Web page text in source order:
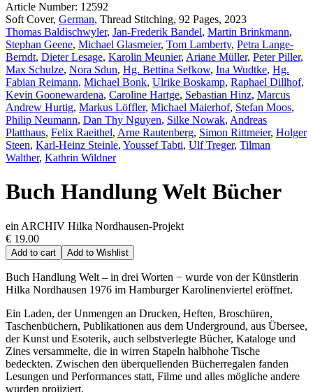
Article Number: 12592
Soft Cover, German, Thread Stitching, 92 Pages, 2023
Thomas Baldischwyler, Jan-Frederik Bandel, Martin Brinkmann,
Stephan Geene, Michael Glasmeier, Tom Lamberty, Petra Lange-
Berndt, Dieter Lesage, Karolin Meunier, Ariane Müller, Peter Piller,
Max Schulze, Nora Sdun, Hg. Bettina Sefkow, Ina Wudtke, Hg.
Fabian Reimann, Michael Bonk, Ulrike Boskamp, Raphael Dillhof,
Kevin Goonewardena, Caroline Hartge, Sebastian Hinz, Marcus
Andrew Hurtig, Markus Löffler, Michael Maierhof, Stefan Moos,
Philip Neumann, Dan Thy Nguyen, Silke Nowak, Andreas
Platthaus, Felix Raeithel, Arne Rautenberg, Simon Rittmeier, Holger
Steen, Karl-Heinz Steinle, Youssef Tabti, Ulf Treger, Tilman
Walther, Kathrin Wildner
Buch Handlung Welt Bücher
ein ARCHIV Hilka Nordhausen-Projekt
€ 19.00
Add to cart Add to Wishlist
Buch Handlung Welt – in drei Worten − wurde von der Künstlerin
Hilka Nordhausen 1976 im Hamburger Karolinenviertel eröffnet.
Ein Laden, der Unmengen an Drucken, Heften, Broschüren,
Taschenbüchern, Publikationen aus dem Underground, aus Übersee,
der Kunst und Esoterik, auch selbstverlegte Bücher, Kataloge und
Zines versammelte, die in wirren Stapeln halbhohe Tische
bedeckten. Zwischen den überquellenden Bücherregalen fanden
Lesungen und Performances statt, Filme und alles mögliche andere
wurden projiziert.